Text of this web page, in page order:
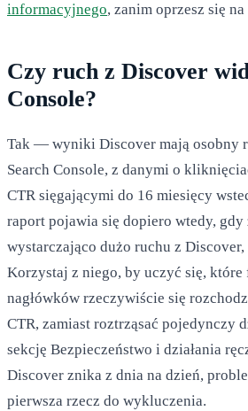
informacyjnego, zanim oprzesz się
Czy ruch z Discover
Console?
Tak — wyniki Discover mają osobny
Search Console, z danymi o
CTR sięgającymi do 16 miesięcy
raport pojawia się dopiero wtedy, gdy
wystarczająco dużo ruchu z Discover,
Korzystaj z niego, by uczyć się,
nagłówków rzeczywiście się
CTR, zamiast roztrząsać pojedynczy
sekcję Bezpieczeństwo i działania
Discover znika z dnia na dzień,
pierwsza rzecz do wykluczenia.